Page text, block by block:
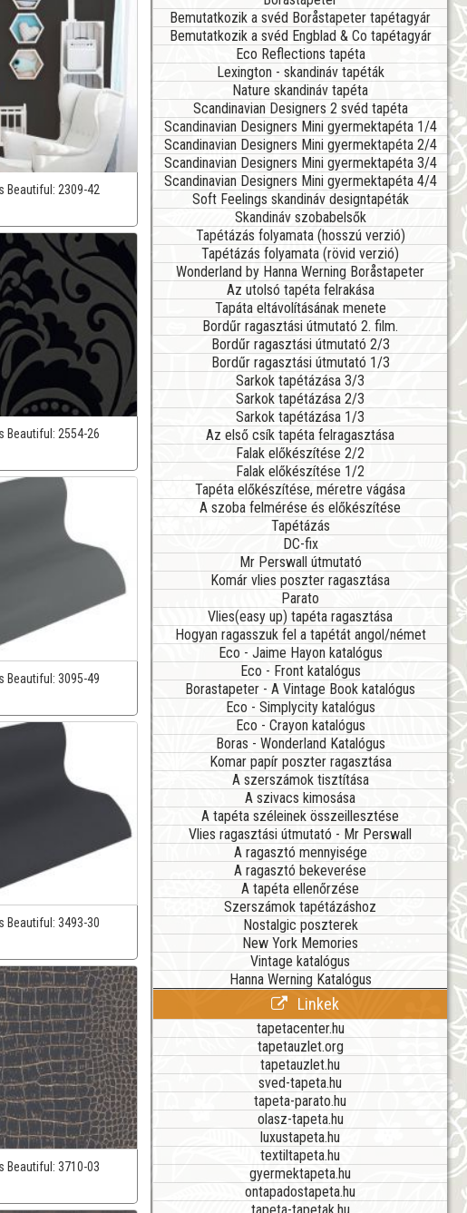
Beautiful:2309-42
Beautiful:2554-26
Beautiful:3095-49
Beautiful:3493-30
Beautiful:3710-03
Bemutatkozik a svéd Boråstapeter tapétagyár
Bemutatkozik a svéd Engblad & Co tapétagyár
Eco Reflections tapéta
Lexington - skandináv tapéták
Nature skandináv tapéta
Scandinavian Designers 2 svéd tapéta
Scandinavian Designers Mini gyermektapéta 1/4
Scandinavian Designers Mini gyermektapéta 2/4
Scandinavian Designers Mini gyermektapéta 3/4
Scandinavian Designers Mini gyermektapéta 4/4
Soft Feelings skandináv designtapéták
Skandináv szobabelsők
Tapétázás folyamata (hosszú verzió)
Tapétázás folyamata (rövid verzió)
Wonderland by Hanna Werning Boråstapeter
Az utolsó tapéta felrakása
Tapáta eltávolításának menete
Bordűr ragasztási útmutató 2. film.
Bordűr ragasztási útmutató 2/3
Bordűr ragasztási útmutató 1/3
Sarkok tapétázása 3/3
Sarkok tapétázása 2/3
Sarkok tapétázása 1/3
Az első csík tapéta felragasztása
Falak előkészítése 2/2
Falak előkészítése 1/2
Tapéta előkészítése, méretre vágása
A szoba felmérése és előkészítése
Tapétázás
DC-fix
Mr Perswall útmutató
Komár vlies poszter ragasztása
Parato
Vlies(easy up) tapéta ragasztása
Hogyan ragasszuk fel a tapétát angol/német
Eco - Jaime Hayon katalógus
Eco - Front katalógus
Borastapeter - A Vintage Book katalógus
Eco - Simplycity katalógus
Eco - Crayon katalógus
Boras - Wonderland Katalógus
Komar papír poszter ragasztása
A szerszámok tisztítása
A szivacs kimosása
A tapéta széleinek összeillesztése
Vlies ragasztási útmutató - Mr Perswall
A ragasztó mennyisége
A ragasztó bekeverése
A tapéta ellenőrzése
Szerszámok tapétázáshoz
Nostalgic poszterek
New York Memories
Vintage katalógus
Hanna Werning Katalógus
Linkek
tapetacenter.hu
tapetauzlet.org
tapetauzlet.hu
sved-tapeta.hu
tapeta-parato.hu
olasz-tapeta.hu
luxustapeta.hu
textiltapeta.hu
gyermektapeta.hu
ontapadostapeta.hu
tapeta-tapetak.hu